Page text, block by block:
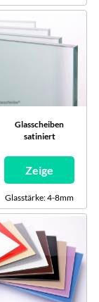
Glasscheiben
satiniert
Zeige
Glasstärke: 4-8mm